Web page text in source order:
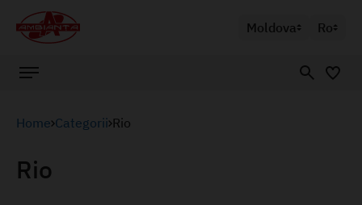
Moldova Ro
Home Categorii Rio
Rio